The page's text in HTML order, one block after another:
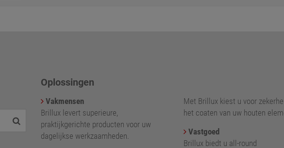
Oplossingen
Vakmensen
Brillux levert superieure,
praktijkgerichte producten voor uw
dagelijkse werkzaamheden.
Met Brillux kiest u voor
het coaten van uw houten
Vastgoed
Brillux biedt u all-round